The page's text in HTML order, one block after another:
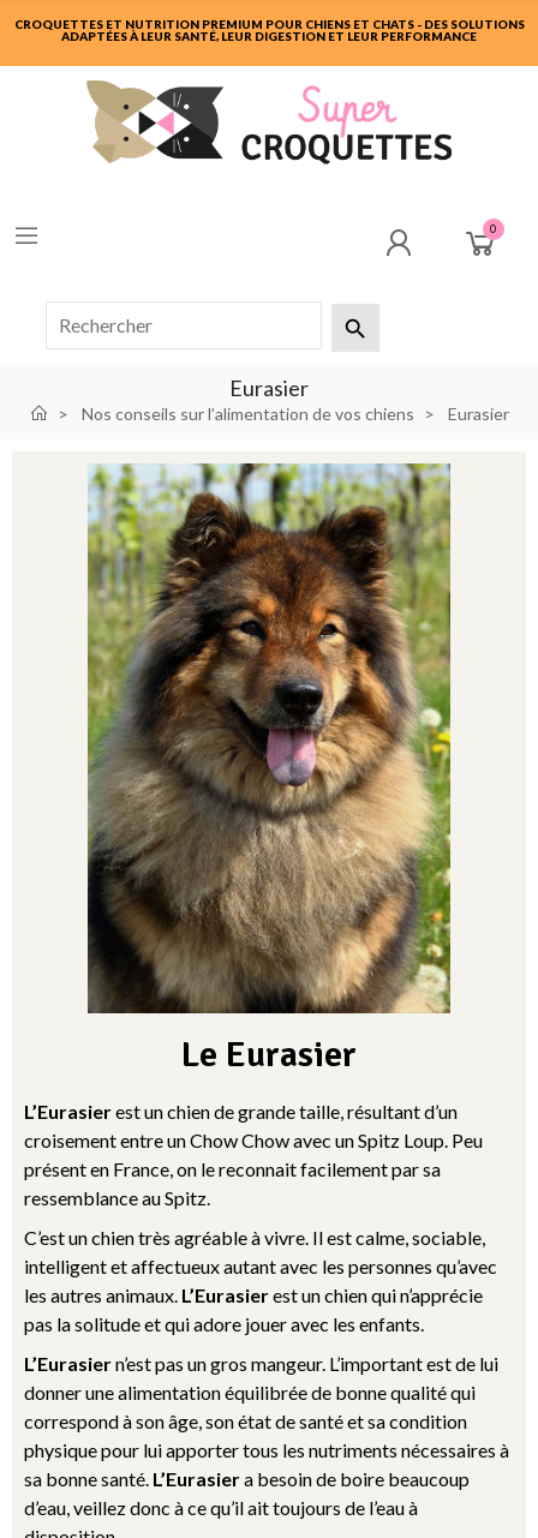
CROQUETTES ET NUTRITION PREMIUM POUR CHIENS ET CHATS - DES SOLUTIONS
ADAPTÉES À LEUR SANTÉ, LEUR DIGESTION ET LEUR PERFORMANCE
0

Eurasier
Nos conseils sur l’alimentation de vos chiens Eurasier
Le Eurasier
L’Eurasierest un chien de grande taille, résultant d’un
croisement entre unChow Chowavec un Spitz Loup. Peu
présent en France, on le reconnait facilement par sa
ressemblance au Spitz.
C’est un chien très agréable à vivre. Il est calme, sociable,
intelligent et affectueux autant avec les personnes qu’avec
les autres animaux. L’Eurasierest un chien qui n’apprécie
pas la solitude et qui adore jouer avec les enfants.
L’Eurasiern’est pas un gros mangeur. L’important est de lui
donner une alimentation équilibrée de bonne qualité qui
correspond à son âge, son état de santé et sa condition
physique pour lui apporter tous les nutriments nécessaires à
sa bonne santé. L’Eurasiera besoin de boire beaucoup
d’eau, veillez donc à ce qu’il ait toujours de l’eau à